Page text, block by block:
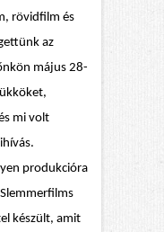
rövidfilm és
az
május 28-
mi volt
produkcióra
készült, amit